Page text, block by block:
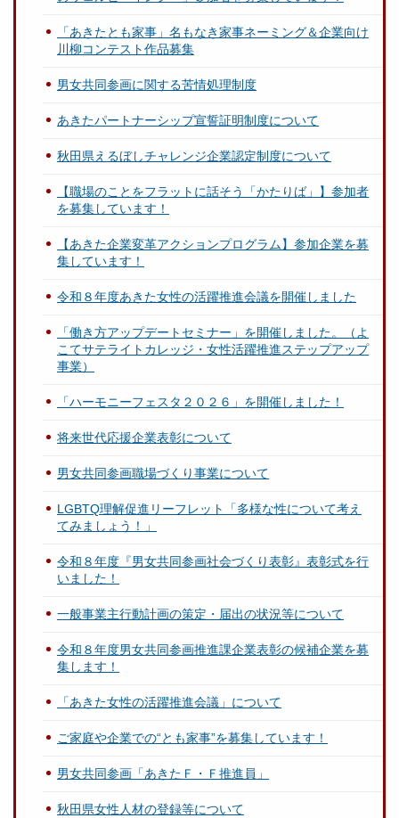
「あきたとも家事」名もなき家事ネーミング＆企業向け
川柳コンテスト作品募集
男女共同参画に関する苦情処理制度
あきたパートナーシップ宣誓証明制度について
秋田県えるぼしチャレンジ企業認定制度について
【職場のことをフラットに話そう「かたりば」】参加者
を募集しています！
【あきた企業変革アクションプログラム】参加企業を募
集しています！
令和８年度あきた女性の活躍推進会議を開催しました
「働き方アップデートセミナー」を開催しました。（よ
こてサテライトカレッジ・女性活躍推進ステップアップ
事業）
「ハーモニーフェスタ２０２６」を開催しました！
将来世代応援企業表彰について
男女共同参画職場づくり事業について
LGBTQ理解促進リーフレット「多様な性について考え
てみましょう！」
令和８年度『男女共同参画社会づくり表彰』表彰式を行
いました！
一般事業主行動計画の策定・届出の状況等について
令和８年度男女共同参画推進課企業表彰の候補企業を募
集します！
「あきた女性の活躍推進会議」について
ご家庭や企業での“とも家事”を募集しています！
男女共同参画「あきたＦ・Ｆ推進員」
秋田県女性人材の登録等について